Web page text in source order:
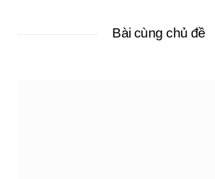
Bài cùng chủ đề